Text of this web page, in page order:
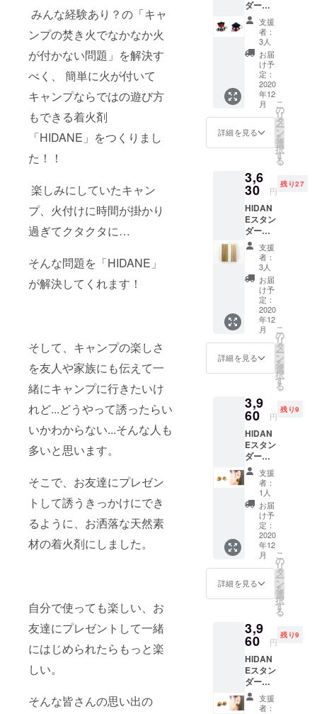
みんな経験あり？の「キャ
ンプの焚き火でなかなか火
が付かない問題」を解決す
べく、 簡単に火が付いて
キャンプならではの遊び方
もできる着火剤
「HIDANE」をつくりまし
た！！
楽しみにしていたキャン
プ、火付けに時間が掛かり
過ぎてクタクタに…
そんな問題を「HIDANE」
が解決してくれます！
そして、キャンプの楽しさ
を友人や家族にも伝えて一
緒にキャンプに行きたいけ
れど...どうやって誘ったらい
いかわからない...そんな人も
多いと思います。
そこで、お友達にプレゼン
トして誘うきっかけにでき
るように、お洒落な天然素
材の着火剤にしました。
自分で使っても楽しい、お
友達にプレゼントして一緒
にはじめられたらもっと楽
しい。
そんな皆さんの思い出の
用の木×
約30本
※ 若干
のサイ
ズ差に
より本
数が変
わる場
合がご
ざいま
す ※ 送
料込の
ダード
セット
＋さる
ぼぼ
キーホ
ルダー
のセッ
【セッ
ト内
容】 ・
さるぼ
ぼキー
ホル
（１体
） ・鉋
屑の着
火剤×4
・着火
剤作成
用袋×6
・着火
剤作成
用袋
（HIDA
NEデザ
イン入
り）×1
・麻紐
×2 ・焚
き付け
のサイ
ズ差に
より本
数が変
わる場
合がご
ざいま
す ※ さ
るぼぼ
の同梱
スペー
ス確保
の為短
い木が
混ざり
ます ※
送料込
支援
者：
3人
お届
け予
定：
2020
年12
月
詳細を見る
こ
の
リ
タ
ー
ン
を
選
択
す
る
3,6
30 円
残り27
HIDAN
Eスタン
ダード
セット
＋青森
ヒバ（5
本）・
ヒノキ
（5本）
の香り
の木
セット
【セッ
ト内
容】 ・
香りの
森ヒバ
の棒（5
本） ・
香りの
木 - ヒ
ノキの
棒（5
本） ・
鉋屑の
着火剤
×4 ・着
火剤作
成用袋
×6 ・着
火剤作
成用袋
（HIDA
・麻紐
×2 ・焚
き付け
用の木×
約24本
※ 若干
のサイ
ズ差に
支援
者：
3人
お届
け予
定：
2020
年12
月
詳細を見る
こ
の
リ
タ
ー
ン
を
選
択
す
る
3,9
60 円
残り9
HIDAN
Eスタン
ダード
セット
＋アク
セサ
リー
（イヤ
リン
グ）の
セット
【セッ
ト内
容】 ・
アクセ
サリー
リン
グ） ・
鉋屑の
着火剤
×4 ・着
火剤作
成用袋
×6 ・着
支援
者：
1人
お届
け予
定：
2020
年12
月
詳細を見る
こ
の
リ
タ
ー
ン
を
選
択
す
る
3,9
60 円
残り9
HIDAN
Eスタン
ダード
セット
＋アク
支援
者：